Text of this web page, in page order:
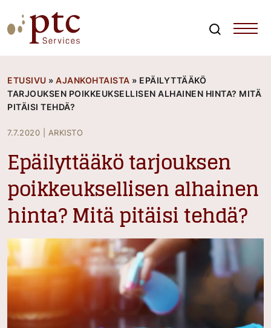
to
content
ETUSIVU » AJANKOHTAISTA » EPÄILYTTÄÄKÖ
TARJOUKSEN POIKKEUKSELLISEN ALHAINEN HINTA? MITÄ
PITÄISI TEHDÄ?
7.7.2020 ARKISTO
Epäilyttääkö tarjouksen
poikkeuksellisen alhainen
hinta? Mitä pitäisi tehdä?